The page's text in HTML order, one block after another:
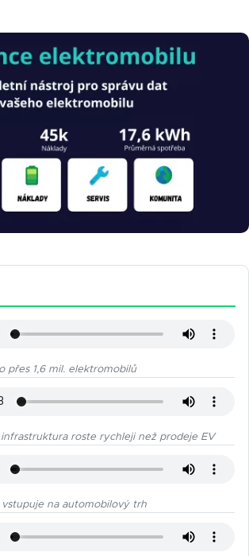
přes 1,6 mil. elektromobilů
infrastruktura roste rychleji než prodeje EV
vstupuje na automobilový trh